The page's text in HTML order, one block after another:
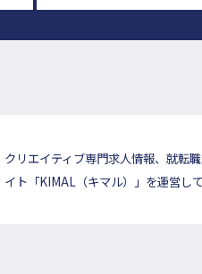
クリエイティブ専門求人情報、就転
イト「KIMAL（キマル）」を運営して